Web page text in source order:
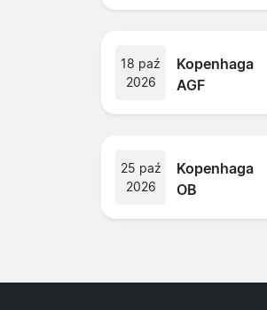
18 paź
2026
Kopenhaga
AGF
25 paź
2026
Kopenhaga
OB